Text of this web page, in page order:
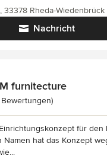
Nachricht
33378 Rheda-Wiedenbrück
furnitecture
4.5 von 5
Bewertungen)
für den
Namen hat das Konzept